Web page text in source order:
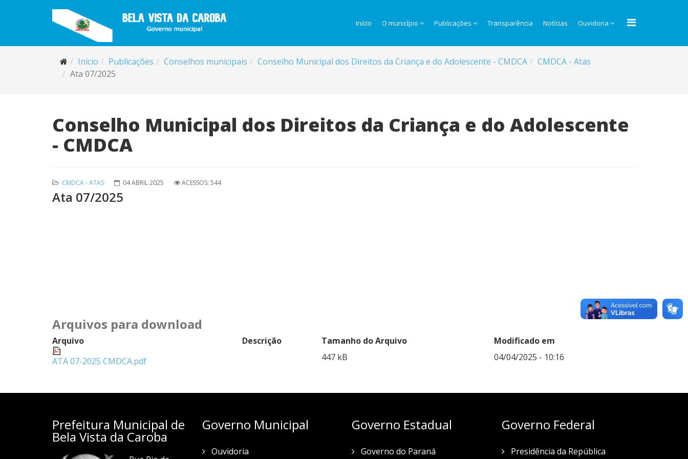
Início O município Publicações Transparência Notícias Ouvidoria
Início Publicações Conselhos municipais Conselho Municipal dos Direitos da Criança e do Adolescente - CMDCA
CMDCA - Atas
Ata 07/2025
Conselho Municipal dos Direitos da Criança e do Adolescente
- CMDCA
CMDCA - ATAS 04 ABRIL 2025 ACESSOS: 544
Ata 07/2025
Arquivos para download
Arquivo Descrição Tamanho do Arquivo
Modificado em
ATA 07-2025 CMDCA.pdf
447 kB 04/04/2025 - 10:16
Prefeitura Municipal de
Bela Vista da Caroba
Governo Municipal
Ouvidoria
Governo Estadual
Governo do Paraná
Governo Federal
Presidência da República